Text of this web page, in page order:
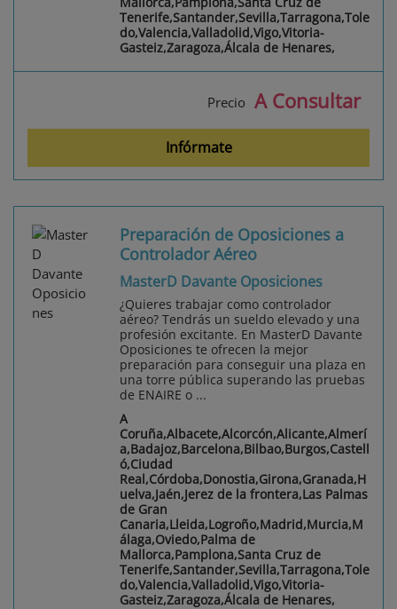
Tenerife,Santander,Sevilla,Tarragona,Tole
do,Valencia,Valladolid,Vigo,Vitoria-
Gasteiz,Zaragoza,Álcala de Henares,
Precio A Consultar
Infórmate
Preparación de Oposiciones a
Controlador Aéreo
MasterD Davante Oposiciones
¿Quieres trabajar como controlador
aéreo? Tendrás un sueldo elevado y una
profesión excitante. En MasterD Davante
Oposiciones te ofrecen la mejor
preparación para conseguir una plaza en
una torre pública superando las pruebas
de ENAIRE o ...
A
Coruña,Albacete,Alcorcón,Alicante,Almerí
a,Badajoz,Barcelona,Bilbao,Burgos,Castell
ó,Ciudad
Real,Córdoba,Donostia,Girona,Granada,H
uelva,Jaén,Jerez de la frontera,Las Palmas
de Gran
Canaria,Lleida,Logroño,Madrid,Murcia,M
álaga,Oviedo,Palma de
Mallorca,Pamplona,Santa Cruz de
Tenerife,Santander,Sevilla,Tarragona,Tole
do,Valencia,Valladolid,Vigo,Vitoria-
Gasteiz,Zaragoza,Álcala de Henares,